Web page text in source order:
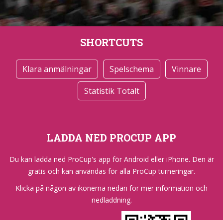
SHORTCUTS
Klara anmälningar Spelschema
Vinnare
Statistik Totalt
LADDA NED PROCUP APP
Du kan ladda ned ProCup's app för Android eller iPhone. Den är
gratis och kan användas för alla ProCup turneringar.
Klicka på någon av ikonerna nedan för mer information och
nedladdning.